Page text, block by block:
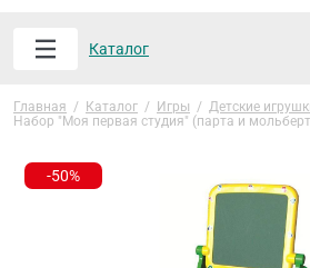
Каталог
Главная / Каталог / Игры / Детские
Набор "Моя первая студия" (парта и
-50%